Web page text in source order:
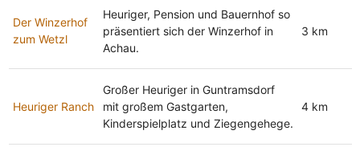
Der Winzerhof
zum Wetzl
Heuriger, Pension und Bauernhof so
präsentiert sich der Winzerhof in
Achau.
3 km
Heuriger Ranch
Großer Heuriger in Guntramsdorf
mit großem Gastgarten,
Kinderspielplatz und Ziegengehege.
4 km